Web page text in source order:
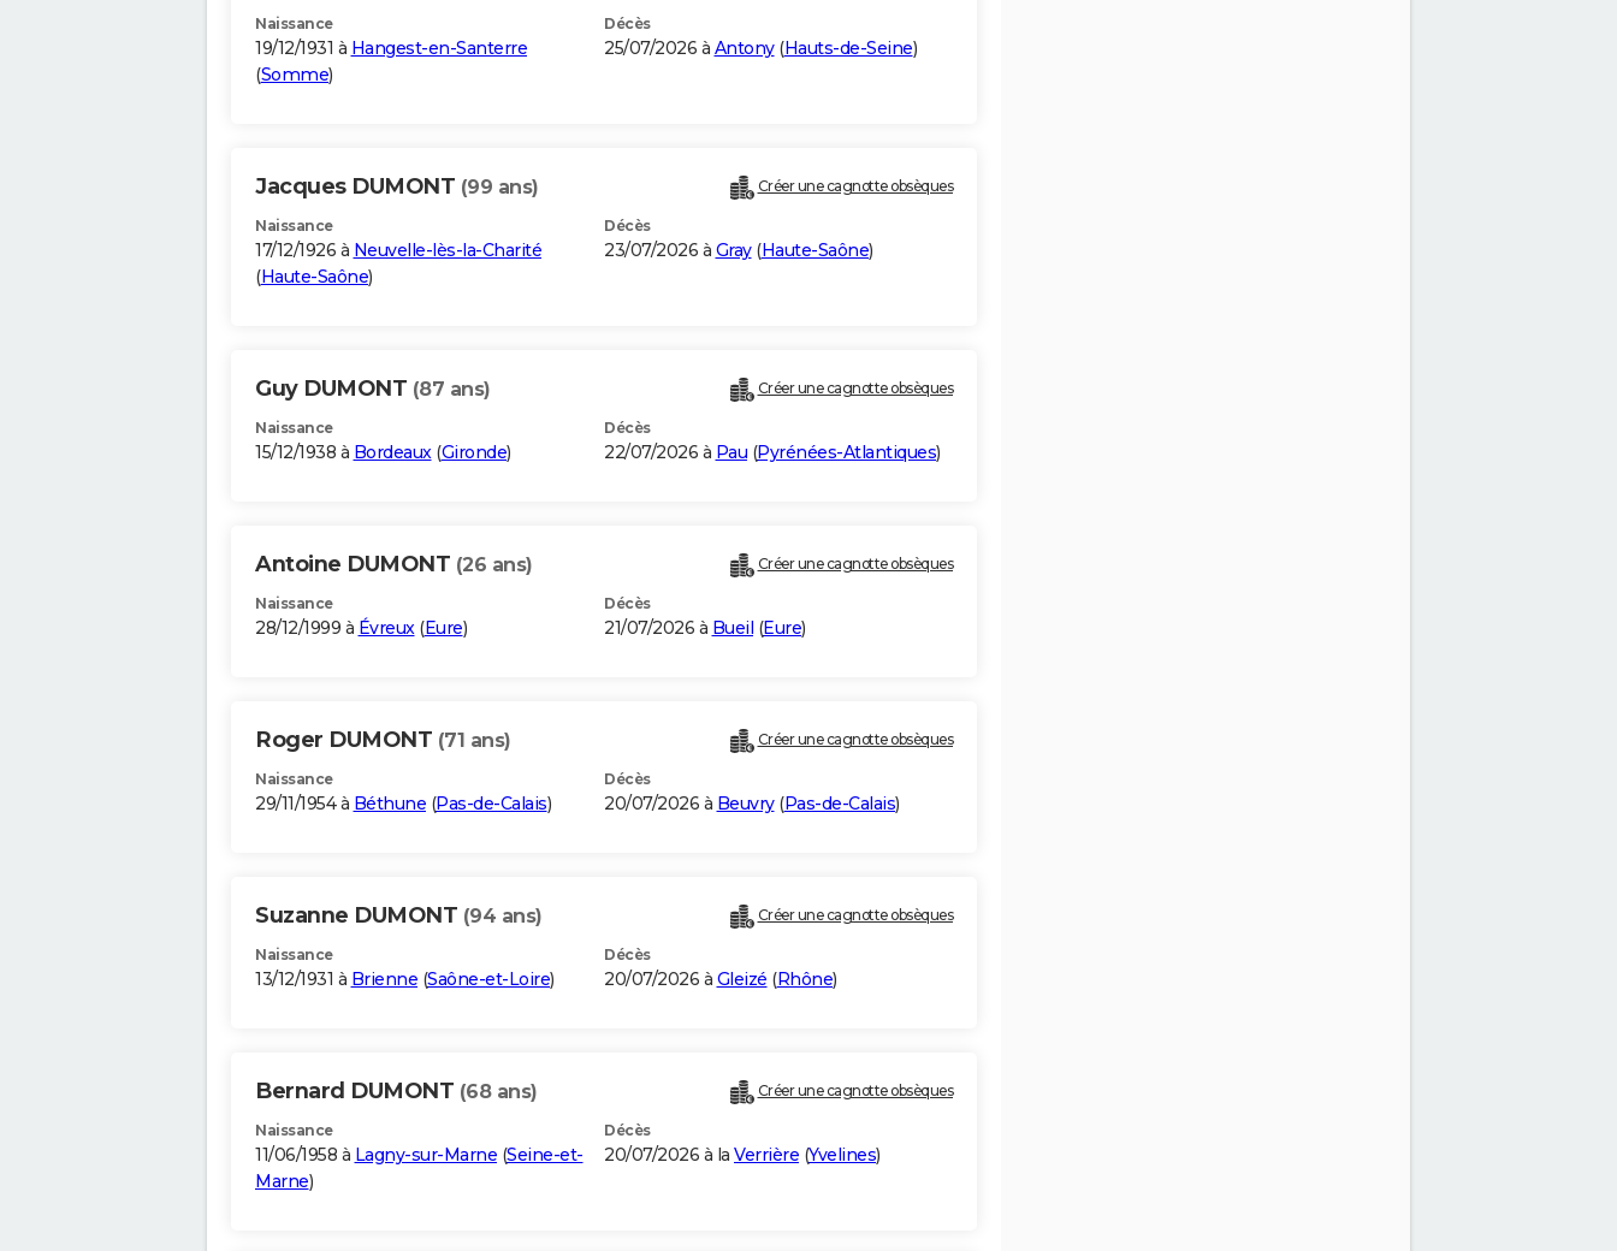
Naissance
19/12/1931 à Hangest-en-Santerre
(Somme)
Décès
25/07/2026 à Antony(Hauts-de-Seine)
Jacques DUMONT (99 ans) Créer une cagnotte obsèques
Naissance
17/12/1926 à Neuvelle-lès-la-Charité
(Haute-Saône)
Décès
23/07/2026 à Gray(Haute-Saône)
Guy DUMONT (87 ans) Créer une cagnotte obsèques
Naissance
15/12/1938 à Bordeaux(Gironde)
Décès
22/07/2026 à Pau (Pyrénées-Atlantiques)
Antoine DUMONT (26 ans) Créer une cagnotte obsèques
Naissance
28/12/1999 à Évreux(Eure)
Décès
21/07/2026 à Bueil (Eure)
Roger DUMONT (71 ans) Créer une cagnotte obsèques
Naissance
29/11/1954 à Béthune (Pas-de-Calais)
Décès
20/07/2026 à Beuvry(Pas-de-Calais)
Suzanne DUMONT (94 ans) Créer une cagnotte obsèques
Naissance
13/12/1931 à Brienne (Saône-et-Loire)
Décès
20/07/2026 à Gleizé (Rhône)
Bernard DUMONT (68 ans) Créer une cagnotte obsèques
Naissance
11/06/1958 à Lagny-sur-Marne (Seine-et-
Marne)
Décès
20/07/2026 à la Verrière (Yvelines)